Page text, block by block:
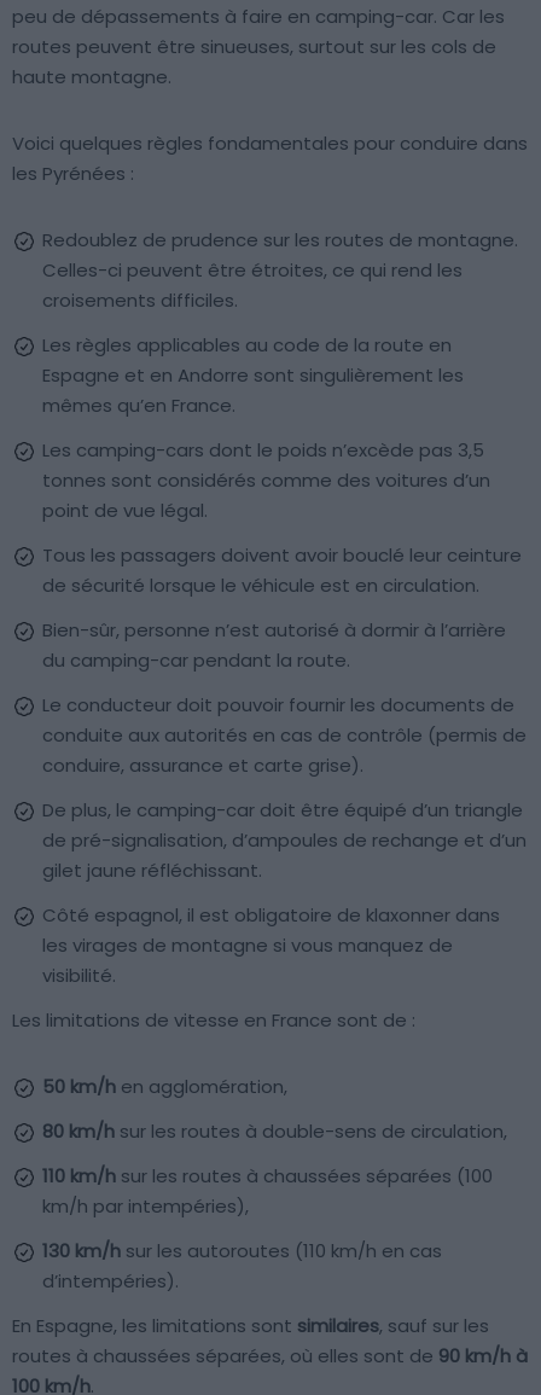
peu de dépassements à faire en camping-car. Car les
routes peuvent être sinueuses, surtout sur les cols de
haute montagne.
Voici quelques règles fondamentales pour conduire dans
les Pyrénées :
Redoublez de prudence sur les routes de montagne.
Celles-ci peuvent être étroites, ce qui rend les
croisements difficiles.
Les règles applicables au code de la route en
Espagne et en Andorre sont singulièrement les
mêmes qu’en France.
Les camping-cars dont le poids n’excède pas 3,5
tonnes sont considérés comme des voitures d’un
point de vue légal.
Tous les passagers doivent avoir bouclé leur ceinture
de sécurité lorsque le véhicule est en circulation.
Bien-sûr, personne n’est autorisé à dormir à l’arrière
du camping-car pendant la route.
Le conducteur doit pouvoir fournir les documents de
conduite aux autorités en cas de contrôle (permis de
conduire, assurance et carte grise).
De plus, le camping-car doit être équipé d’un triangle
de pré-signalisation, d’ampoules de rechange et d’un
gilet jaune réfléchissant.
Côté espagnol, il est obligatoire de klaxonner dans
les virages de montagne si vous manquez de
visibilité.
Les limitations de vitesse en France sont de :
50 km/h en agglomération,
80 km/h sur les routes à double-sens de circulation,
110 km/h sur les routes à chaussées séparées (100
km/h par intempéries),
130 km/h sur les autoroutes (110 km/h en cas
d’intempéries).
En Espagne, les limitations sont similaires, sauf sur les
routes à chaussées séparées, où elles sont de 90 km/h à
100 km/h.